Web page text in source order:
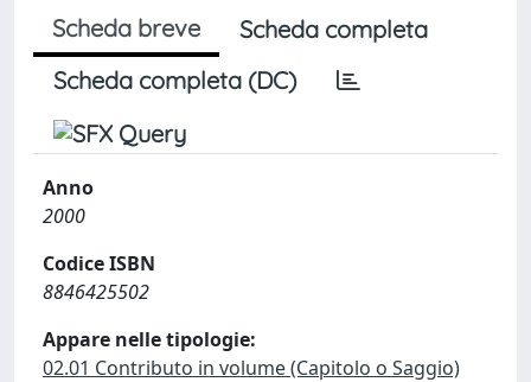
Scheda breve
Scheda completa
Scheda completa (DC)
Anno
2000
Codice ISBN
8846425502
Appare nelle tipologie:
02.01 Contributo in volume (Capitolo o Saggio)